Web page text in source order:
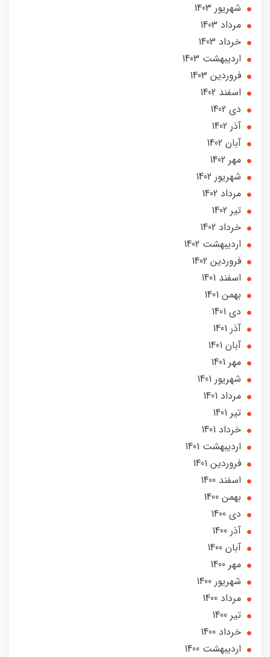
شهریور 1403
مرداد 1403
خرداد 1403
ارديبهشت 1403
فروردین 1403
اسفند 1402
دی 1402
آذر 1402
آبان 1402
مهر 1402
شهریور 1402
مرداد 1402
تير 1402
خرداد 1402
ارديبهشت 1402
فروردین 1402
اسفند 1401
بهمن 1401
دی 1401
آذر 1401
آبان 1401
مهر 1401
شهریور 1401
مرداد 1401
تير 1401
خرداد 1401
ارديبهشت 1401
فروردین 1401
اسفند 1400
بهمن 1400
دی 1400
آذر 1400
آبان 1400
مهر 1400
شهریور 1400
مرداد 1400
تير 1400
خرداد 1400
ارديبهشت 1400